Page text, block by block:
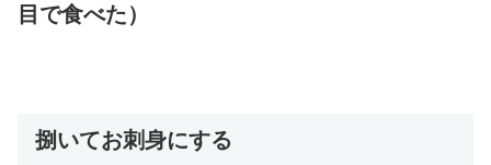
目で食べた）
捌いてお刺身にする